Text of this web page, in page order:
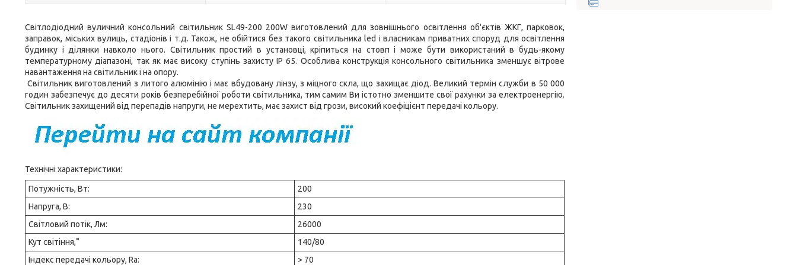
Світлодіодний вуличний консольний світильник SL49-200 200W виготовлений для зовнішнього освітлення об'єктів ЖКГ, парковок,
заправок, міських вулиць, стадіонів і т.д. Також, не обійтися без такого світильника led і власникам приватних споруд для освітлення
будинку і ділянки навколо нього. Світильник простий в установці, кріпиться на стовп і може бути використаний в будь-якому
температурному діапазоні, так як має високу ступінь захисту IP 65. Особлива конструкція консольного світильника зменшує вітрове
навантаження на світильник і на опору.
Світильник виготовлений з литого алюмінію і має вбудовану лінзу, з міцного скла, що захищає діод. Великий термін служби в 50 000
годин забезпечує до десяти років безперебійної роботи світильника, тим самим Ви істотно зменшите свої рахунки за електроенергію.
Світильник захищений від перепадів напруги, не мерехтить, має захист від грози, високий коефіцієнт передачі кольору.
Технічні характеристики:
Потужність, Вт:
200
Напруга, В:
230
Світловий потік, Лм:
26000
Кут світіння,°
140/80
Індекс передачі кольору, Ra:
> 70